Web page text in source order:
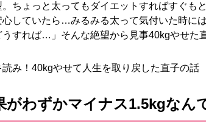
ちょっと太ってもダイエットすればすぐも
心していたら…みるみる太って気付いた時に
すれば…」そんな絶望から見事40kgやせた
み！ 40kgやせて人生を取り戻した直子の話
がわずかマイナス1.5kgなん